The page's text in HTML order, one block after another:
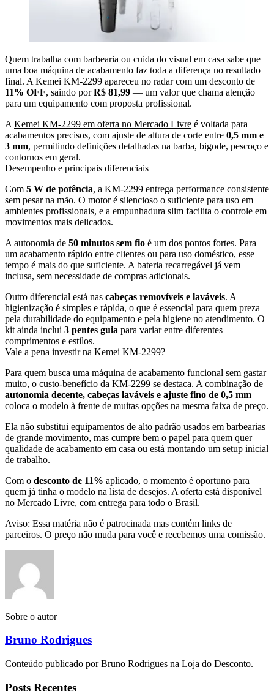
Quem trabalha com barbearia ou cuida do visual em casa sabe que
uma boa máquina de acabamento faz toda a diferença no resultado
final. A Kemei KM-2299 apareceu no radar com um desconto de
11% OFF, saindo porR$ 81,99 — um valor que chama atenção
para um equipamento com proposta profissional.
A Kemei KM-2299 em oferta no Mercado Livre é voltada para
acabamentos precisos, com ajuste de altura de corte entre 0,5 mm e
3 mm, permitindo definições detalhadas na barba, bigode, pescoço e
contornos em geral.
Desempenho e principais diferenciais
Com 5 W de potência, a KM-2299 entrega performance consistente
sem pesar na mão. O motor é silencioso o suficiente para uso em
ambientes profissionais, e a empunhadura slim facilita o controle em
movimentos mais delicados.
A autonomia de 50 minutos sem fio é um dos pontos fortes. Para
um acabamento rápido entre clientes ou para uso doméstico, esse
tempo é mais do que suficiente. A bateria recarregável já vem
inclusa, sem necessidade de compras adicionais.
Outro diferencial está nas cabeças removíveis e laváveis. A
higienização é simples e rápida, o que é essencial para quem preza
pela durabilidade do equipamento e pela higiene no atendimento. O
kit ainda inclui 3 pentes guia para variar entre diferentes
comprimentos e estilos.
Vale a pena investir na Kemei KM-2299?
Para quem busca uma máquina de acabamento funcional sem gastar
muito, o custo-benefício da KM-2299 se destaca. A combinação de
autonomia decente, cabeças laváveis e ajuste fino de 0,5 mm
coloca o modelo à frente de muitas opções na mesma faixa de preço.
Ela não substitui equipamentos de alto padrão usados em barbearias
de grande movimento, mas cumpre bem o papel para quem quer
qualidade de acabamento em casa ou está montando um setup inicial
de trabalho.
Com o desconto de 11% aplicado, o momento é oportuno para
quem já tinha o modelo na lista de desejos. A oferta está disponível
no Mercado Livre, com entrega para todo o Brasil.
Aviso: Essa matéria não é patrocinada mas contém links de
parceiros. O preço não muda para você e recebemos uma comissão.
Sobre o autor
Bruno Rodrigues
Conteúdo publicado por Bruno Rodrigues na Loja do Desconto.
Posts Recentes